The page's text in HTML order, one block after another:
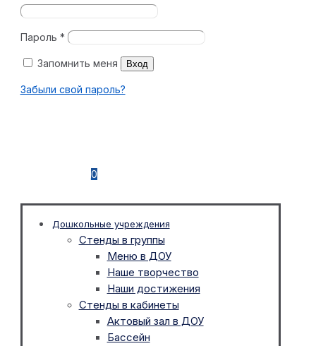
Пароль *
Запомнить меня Вход
Забыли свой пароль?
0
Дошкольные учреждения
Стенды в группы
Меню в ДОУ
Наше творчество
Наши достижения
Стенды в кабинеты
Актовый зал в ДОУ
Бассейн